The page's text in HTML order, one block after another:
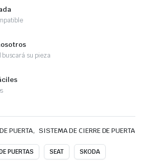
buscará su pieza
PUERTA, SISTEMA DE CIERRE DE PUERTA
PUERTAS SEAT SKODA